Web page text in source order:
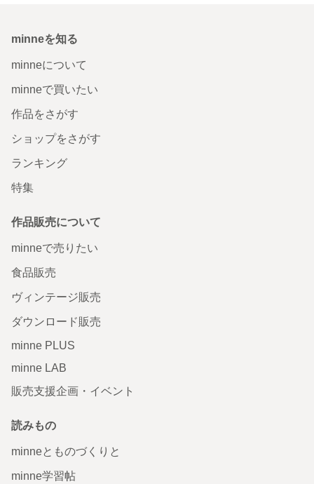
minneを知る
minneについて
minneで買いたい
作品をさがす
ショップをさがす
ランキング
特集
作品販売について
minneで売りたい
食品販売
ヴィンテージ販売
ダウンロード販売
minne PLUS
minne LAB
販売支援企画・イベント
読みもの
minneとものづくりと
minne学習帖